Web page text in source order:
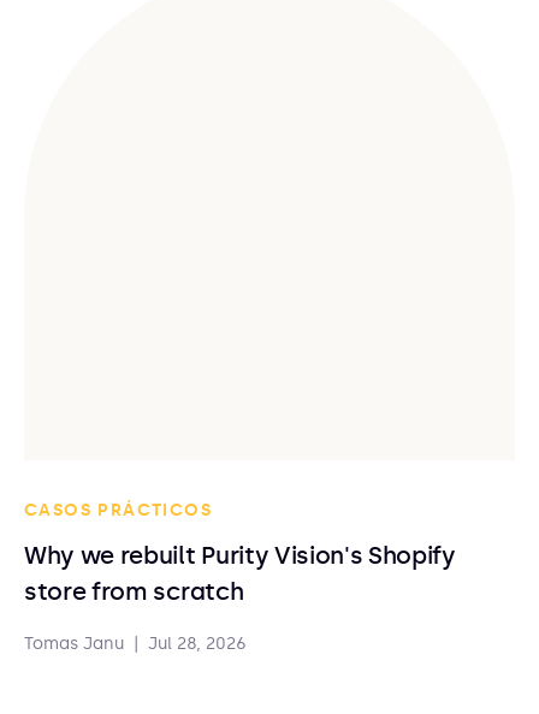
CASOS PRÁCTICOS
Why we rebuilt Purity Vision's Shopify
store from scratch
Tomas Janu Jul 28, 2026